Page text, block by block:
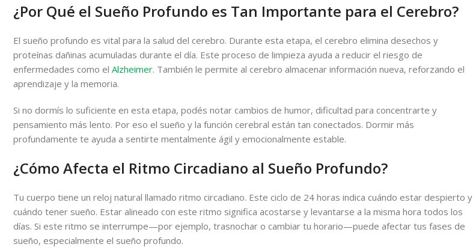
¿Por Qué el Sueño Profundo es Tan Importante para el Cerebro?
El sueño profundo es vital para la salud del cerebro. Durante esta etapa, el cerebro elimina desechos y
proteínas dañinas acumuladas durante el día. Este proceso de limpieza ayuda a reducir el riesgo de
enfermedades como el Alzheimer. También le permite al cerebro almacenar información nueva, reforzando el
aprendizaje y la memoria.
Si no dormís lo suficiente en esta etapa, podés notar cambios de humor, dificultad para concentrarte y
pensamiento más lento. Por eso el sueño y la función cerebral están tan conectados. Dormir más
profundamente te ayuda a sentirte mentalmente ágil y emocionalmente estable.
¿Cómo Afecta el Ritmo Circadiano al Sueño Profundo?
Tu cuerpo tiene un reloj natural llamado ritmo circadiano. Este ciclo de 24 horas indica cuándo estar despierto y
cuándo tener sueño. Estar alineado con este ritmo significa acostarse y levantarse a la misma hora todos los
días. Si este ritmo se interrumpe—por ejemplo, trasnochar o cambiar tu horario—puede afectar tus fases de
sueño, especialmente el sueño profundo.